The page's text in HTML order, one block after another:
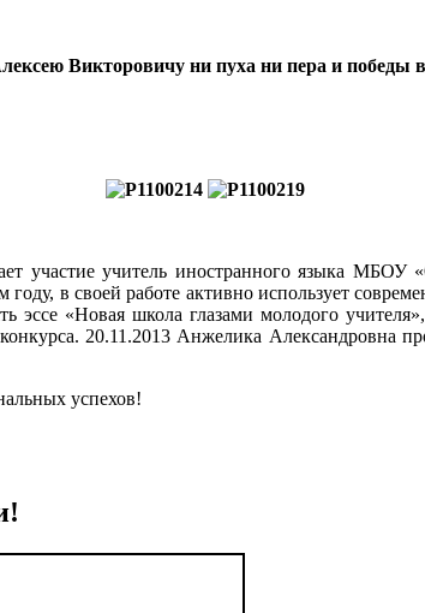
Викторовичу ни пуха ни пера и победы
участие учитель иностранного языка
в своей работе активно использует
эссе «Новая школа глазами молодого
20.11.2013 Анжелика Александровна
успехов!